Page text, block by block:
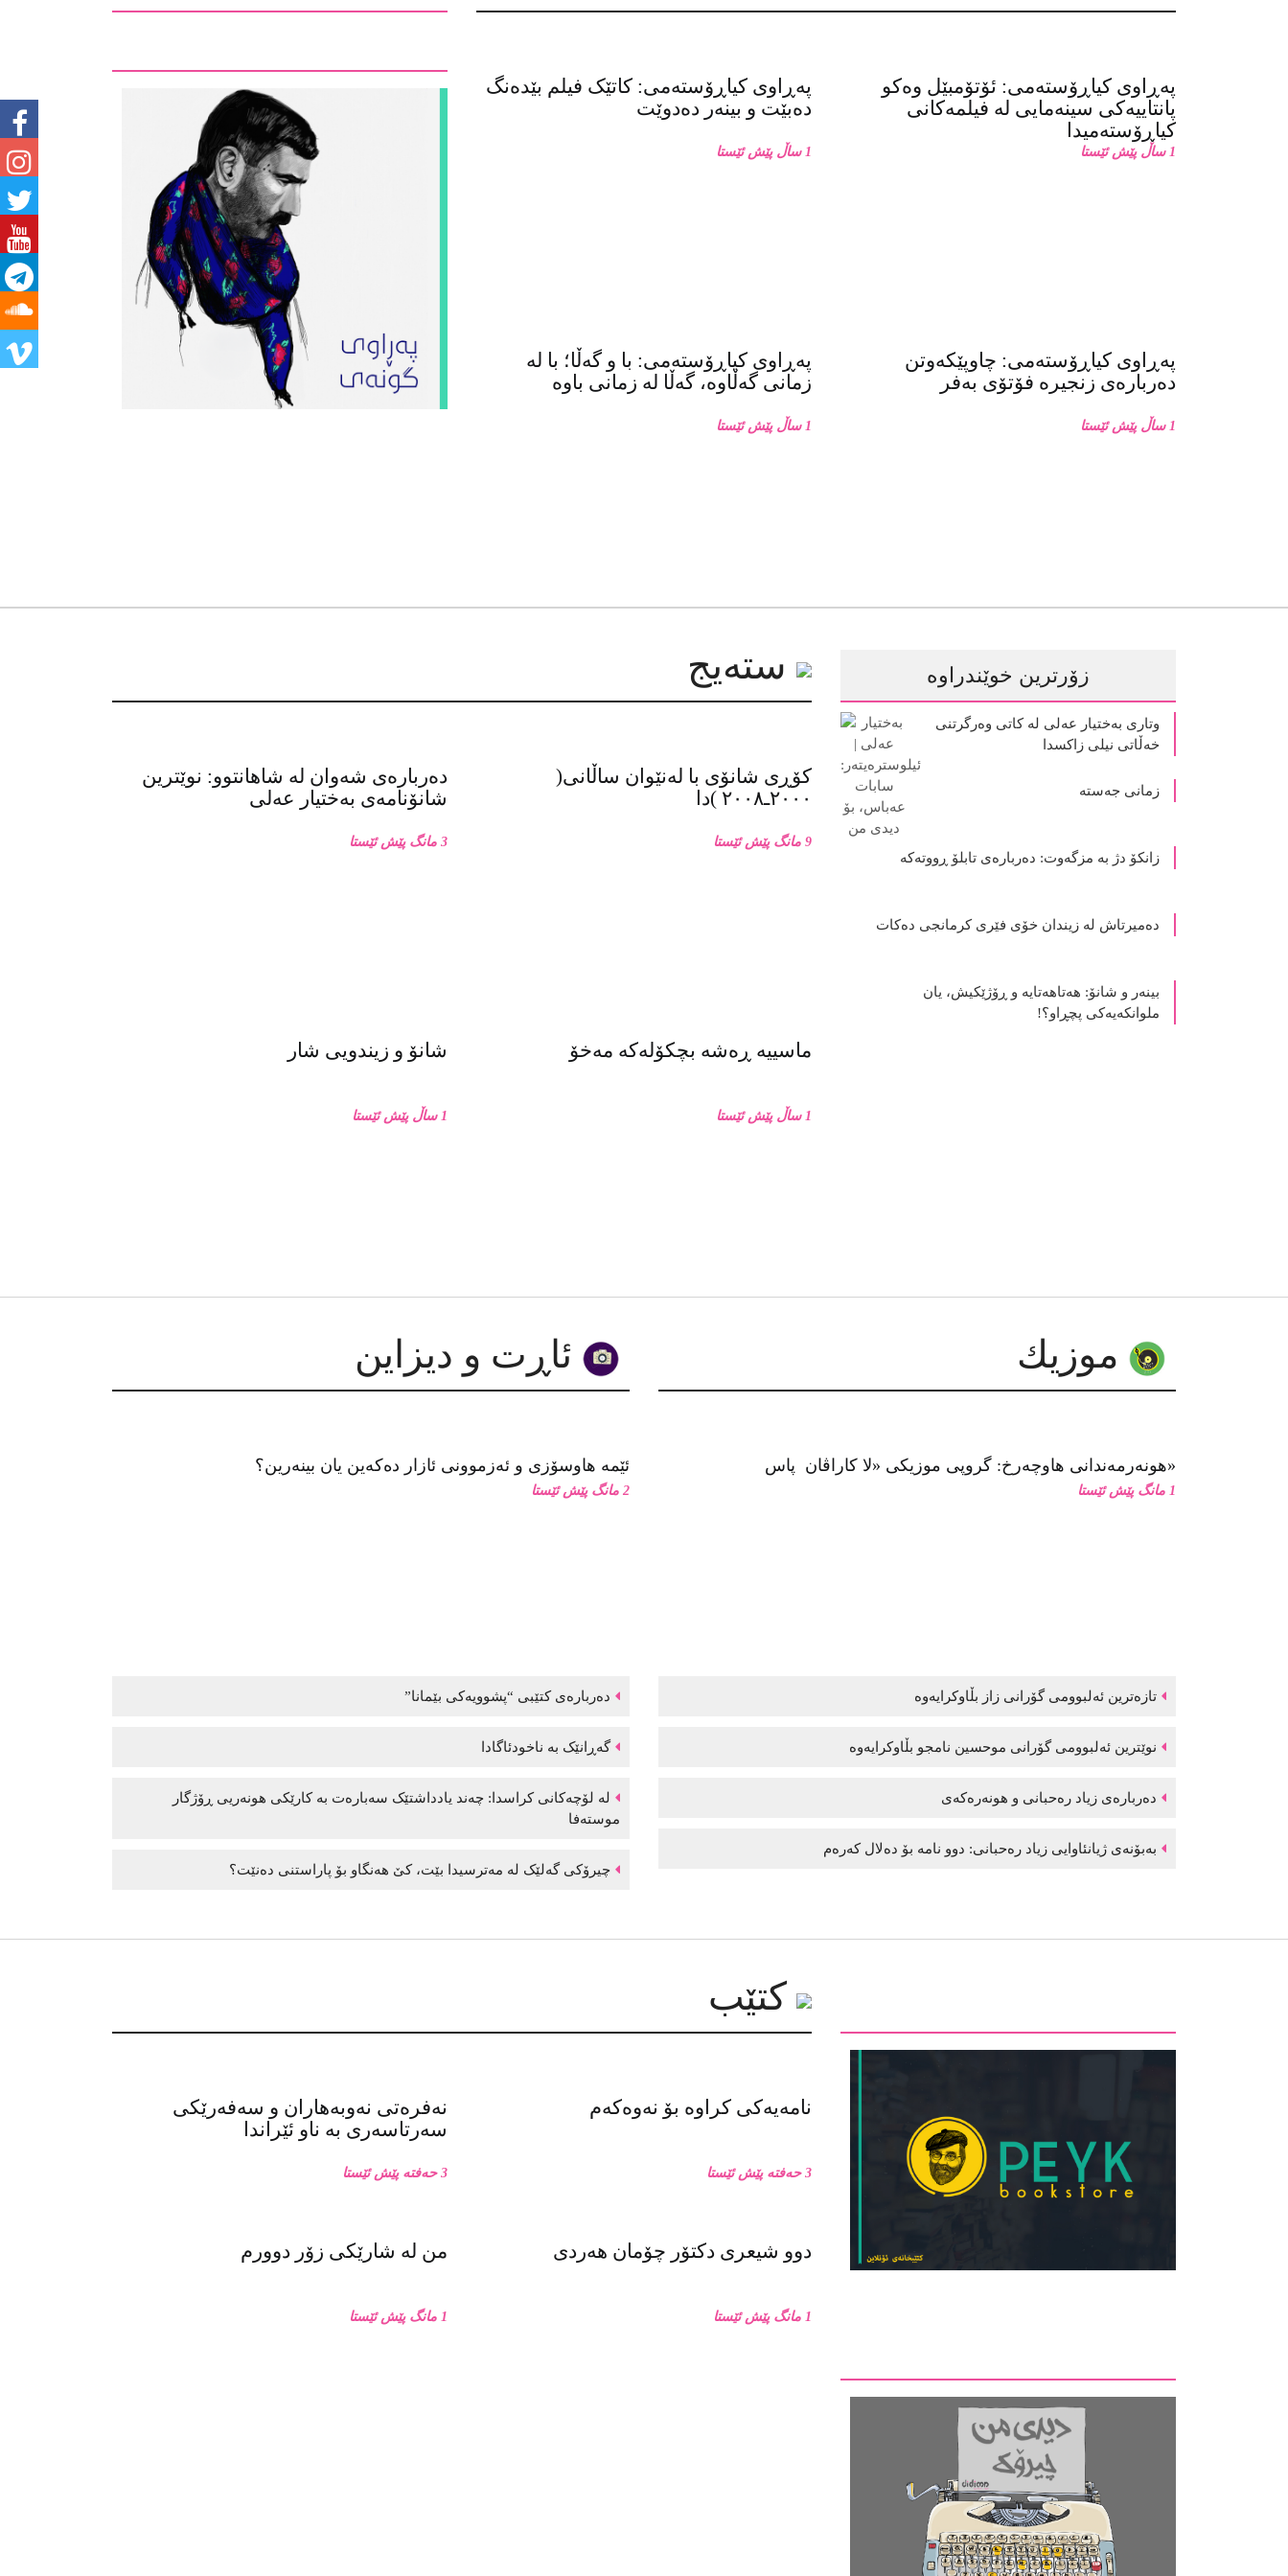
پەڕاوی کیاڕۆستەمی: کاتێک فیلم بێدەنگ
دەبێت و بینەر دەدوێت
1 ساڵ پێش ئێستا
پەڕاوی کیاڕۆستەمی: ئۆتۆمبێل وەکو
پانتاییەکی سینەمایی لە فیلمەکانی
کیاڕۆستەمیدا
1 ساڵ پێش ئێستا
پەڕاوی کیاڕۆستەمی: با و گەڵا؛ با لە
زمانی گەڵاوە، گەڵا لە زمانی باوە
1 ساڵ پێش ئێستا
پەڕاوی کیاڕۆستەمی: چاوپێکەوتن
دەربارەی زنجیرە فۆتۆی بەفر
1 ساڵ پێش ئێستا
دەربارەی شەوان لە شاهانتوو: نوێترین
شانۆنامەی بەختیار عەلی
3 مانگ پێش ئێستا
کۆڕی شانۆی با لەنێوان ساڵانی(
٢٠٠٠ـ٢٠٠٨ )دا
9 مانگ پێش ئێستا
شانۆ و زیندویی شار
1 ساڵ پێش ئێستا
ماسییه ڕەشە بچکۆلەکە مەخۆ
1 ساڵ پێش ئێستا
زۆرترین خوێندراوە
وتاری بەختیار عەلی لە کاتی وەرگرتنی
خەڵاتی نیلی زاکسدا
زمانی جەستە
زانکۆ دژ بە مزگەوت: دەربارەى تابلۆ ڕووتەکە
ده‌میرتاش له‌ زیندان خۆی فێری كرمانجی ده‌كات
بینەر و شانۆ: هەتاھەتایە و ڕۆژێکیش، یان
ملوانکەیەکی پچڕاو؟!
ئێمە هاوسۆزی و ئەزموونی ئازار دەکەین یان بینەرین؟
2 مانگ پێش ئێستا
دەربارەی کتێبی “پشوویەکی بێمانا”
گەڕانێک بە ناخودئاگادا
لە لۆچەکانی کراسدا: چەند یادداشتێک سەبارەت بە کارێکی هونەریی ڕۆژگار
موستەفا
چیرۆکی گەلێک لە مەترسیدا بێت، کێ هەنگاو بۆ پاراستنی دەنێت؟
هونەرمەندانی هاوچەرخ: گروپی موزیكی «لا كاراڤان پاس»
1 مانگ پێش ئێستا
تازەترین ئەلبوومی گۆرانی زاز بڵاوكرایەوە
نوێترین ئەلبوومی گۆرانی موحسین نامجو بڵاوكرایەوە
دەربارەی زیاد رەحبانی و هونەرەکەی
بەبۆنەی ژیانئاوایی زیاد رەحبانی: دوو نامە بۆ دەلال کەرەم
نەفرەتی نەوبەهاران و سەفەرێکی
سەرتاسەری بە ناو ئێراندا
3 حەفتە پێش ئێستا
نامەیەکی کراوە بۆ نەوەکەم
3 حەفتە پێش ئێستا
من له‌ شارێکی زۆر دوورم
1 مانگ پێش ئێستا
دوو شیعری دکتۆر چۆمان هەردی
1 مانگ پێش ئێستا